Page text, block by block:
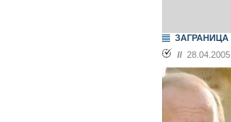
ЗАГРАНИЦА
// 28.04.2005